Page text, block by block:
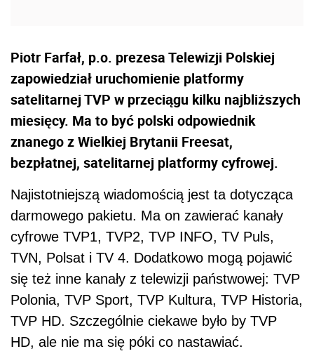
Piotr Farfał, p.o. prezesa Telewizji Polskiej
zapowiedział uruchomienie platformy
satelitarnej TVP w przeciągu kilku najbliższych
miesięcy. Ma to być polski odpowiednik
znanego z Wielkiej Brytanii Freesat,
bezpłatnej, satelitarnej platformy cyfrowej.
Najistotniejszą wiadomością jest ta dotycząca
darmowego pakietu. Ma on zawierać kanały
cyfrowe TVP1, TVP2, TVP INFO, TV Puls,
TVN, Polsat i TV 4. Dodatkowo mogą pojawić
się też inne kanały z telewizji państwowej: TVP
Polonia, TVP Sport, TVP Kultura, TVP Historia,
TVP HD. Szczególnie ciekawe było by TVP
HD, ale nie ma się póki co nastawiać.